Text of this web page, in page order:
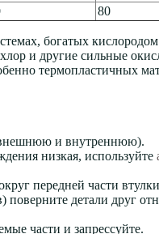
80
богатых
и другие сильные
термопластичных
и внутреннюю).
низкая, используйте
передней части
детали друг
части и запрессуйте.